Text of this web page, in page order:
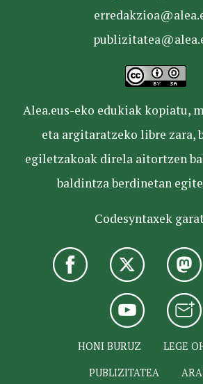
Alea.eus-eko edukiak kopiatu,
eta argitaratzeko libre zara,
egiletzakoak direla aitortzen
baldintza berdinetan
Codesyntaxek
HONI BURUZ
LEGE
PUBLIZITATEA